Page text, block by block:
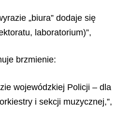
„biura” dodaje się
laboratorium)”,
brzmienie:
wojewódzkiej Policji – dla
i sekcji muzycznej,”,